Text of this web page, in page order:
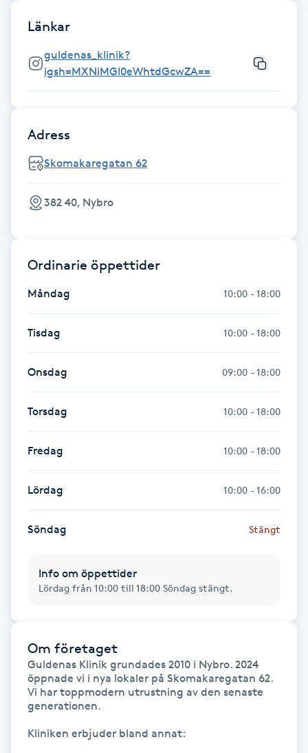
IPL hårborttagning
IR-massage
Katun fransar
Keratinbehandling
Kinesiologi
Kinesisk medicin
Kiropraktik
Klangmassage
Koppningsmassage
Kostrådgivning
Kroppsinpackning
Länkar
guldenas_klinik?
igsh=MXNiMGI0eWhtdGcwZA==
Adress
Skomakaregatan 62
382 40, Nybro
Ordinarie öppettider
Måndag 10:00 - 18:00
Tisdag 10:00 - 18:00
Onsdag 09:00 - 18:00
Torsdag 10:00 - 18:00
Fredag 10:00 - 18:00
Lördag 10:00 - 16:00
Söndag Stängt
Info om öppettider
Lördag från 10:00 till 18:00 Söndag stängt.
Om företaget
Guldenas Klinik grundades 2010 i Nybro. 2024
öppnade vi i nya lokaler på Skomakaregatan 62.
Vi har toppmodern utrustning av den senaste
generationen.
Kliniken erbjuder bland annat: